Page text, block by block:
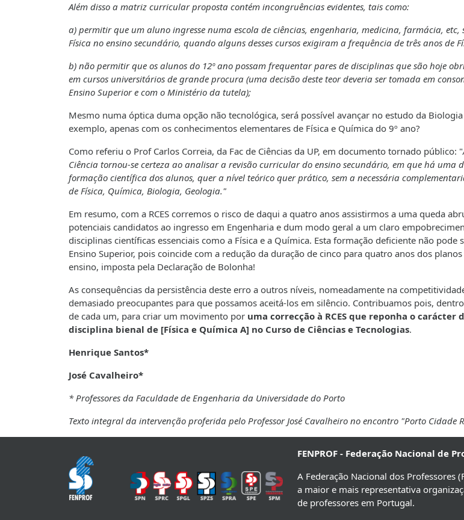
Além disso a matriz curricular proposta contém incongruências evidentes, tais como:
a) permitir que um aluno ingresse numa escola de ciências, engenharia, medicina, farmácia,
Física no ensino secundário, quando alguns desses cursos exigiram a frequência de três anos de
b) não permitir que os alunos do 12º ano possam frequentar pares de disciplinas que são hoje
em cursos universitários de grande procura (uma decisão deste teor deveria ser tomada em
Ensino Superior e com o Ministério da tutela);
Mesmo numa óptica duma opção não tecnológica, será possível avançar no estudo da
exemplo, apenas com os conhecimentos elementares de Física e Química do 9º ano?
Como referiu o Prof Carlos Correia, da Fac de Ciências da UP, em documento tornado público: "
Ciência tornou-se certeza ao analisar a revisão curricular do ensino secundário, em que há uma
formação científica dos alunos, quer a nível teórico quer prático, sem a necessária
de Física, Química, Biologia, Geologia."
Em resumo, com a RCES corremos o risco de daqui a quatro anos assistirmos a uma queda
potenciais candidatos ao ingresso em Engenharia e dum modo geral a um claro
disciplinas científicas essenciais como a Física e a Química. Esta formação deficiente não pode
Ensino Superior, pois coincide com a redução da duração de cinco para quatro anos dos
ensino, imposta pela Declaração de Bolonha!
As consequências da persistência deste erro a outros níveis, nomeadamente na
demasiado preocupantes para que possamos aceitá-los em silêncio. Contribuamos pois,
de cada um, para criar um movimento por uma correcção à RCES que reponha o
disciplina bienal de [Física e Química A] no Curso de Ciências e Tecnologias.
Henrique Santos*
José Cavalheiro*
* Professores da Faculdade de Engenharia da Universidade do Porto
Texto integral da intervenção proferida pelo Professor José Cavalheiro no encontro "Porto Cidade
FENPROF - Federação Nacional de
A Federação Nacional dos Professores
a maior e mais representativa
de professores em Portugal.